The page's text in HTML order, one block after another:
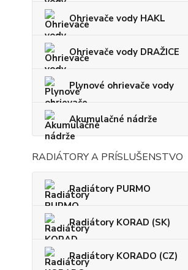
Ohrievače vody HAKL
Ohrievače vody DRAŽICE
Plynové ohrievače vody
Akumulačné nádrže
RADIÁTORY A PRÍSLUŠENSTVO
Radiátory PURMO
Radiátory KORAD (SK)
Radiátory KORADO (CZ)